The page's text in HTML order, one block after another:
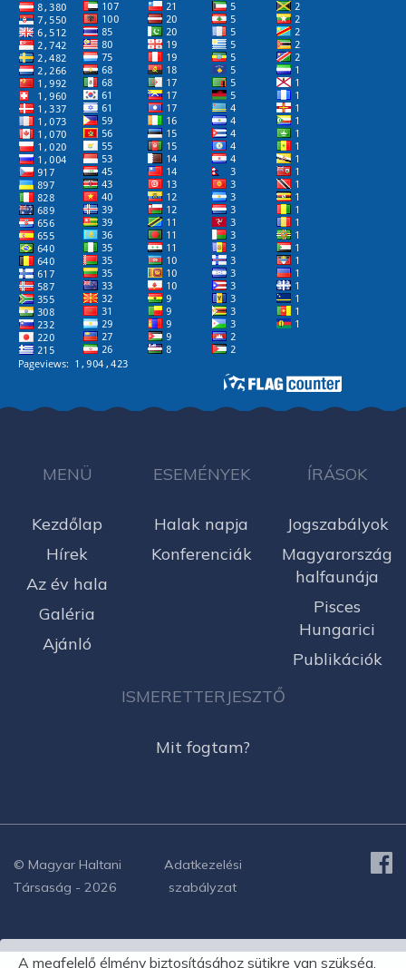
MENÜ
Kezdőlap
Hírek
Az év hala
Galéria
Ajánló
ESEMÉNYEK
Halak napja
Konferenciák
ÍRÁSOK
Jogszabályok
Magyarország
halfaunája
Pisces
Hungarici
Publikációk
ISMERETTERJESZTŐ
Mit fogtam?
© Magyar Haltani
Társaság - 2026
Adatkezelési
szabályzat
A megfelelő élmény biztosításához sütikre van szükség.